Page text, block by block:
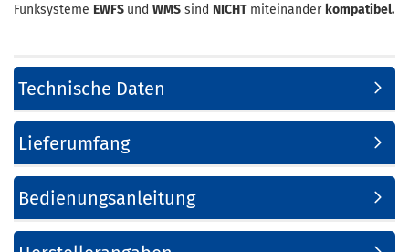
Funksysteme EWFS und WMS sind NICHT miteinander kompatibel.
Technische Daten
Lieferumfang
Bedienungsanleitung